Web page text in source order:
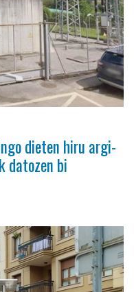
dieten hiru argi-
datozen bi